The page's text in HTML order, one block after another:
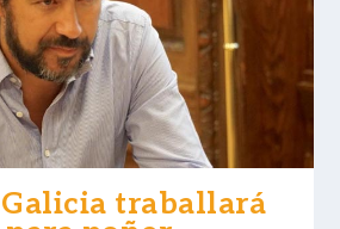
Galicia traballará